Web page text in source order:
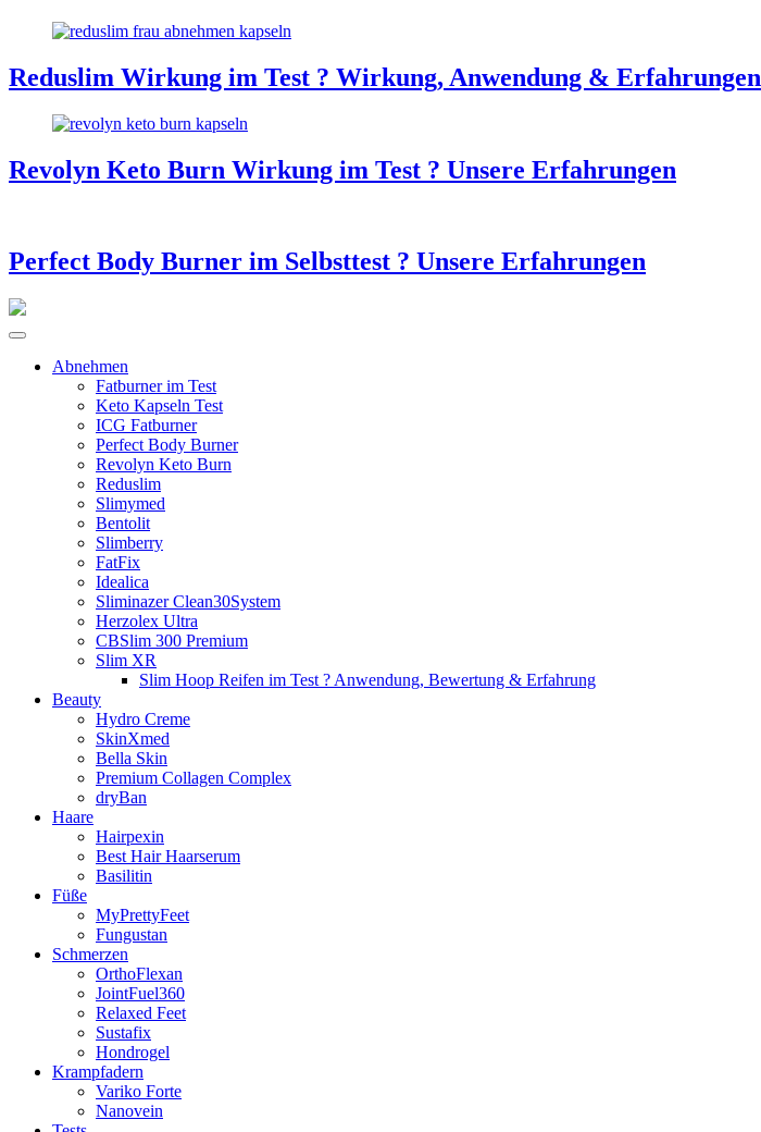
Reduslim Wirkung im Test ? Wirkung, Anwendung & Erfahrungen
Revolyn Keto Burn Wirkung im Test ? Unsere Erfahrungen
Perfect Body Burner im Selbsttest ? Unsere Erfahrungen
Abnehmen
Fatburner im Test
Keto Kapseln Test
ICG Fatburner
Perfect Body Burner
Revolyn Keto Burn
Reduslim
Slimymed
Bentolit
Slimberry
FatFix
Idealica
Sliminazer Clean30System
Herzolex Ultra
CBSlim 300 Premium
Slim XR
Slim Hoop Reifen im Test ? Anwendung, Bewertung & Erfahrung
Beauty
Hydro Creme
SkinXmed
Bella Skin
Premium Collagen Complex
dryBan
Haare
Hairpexin
Best Hair Haarserum
Basilitin
Füße
MyPrettyFeet
Fungustan
Schmerzen
OrthoFlexan
JointFuel360
Relaxed Feet
Sustafix
Hondrogel
Krampfadern
Variko Forte
Nanovein